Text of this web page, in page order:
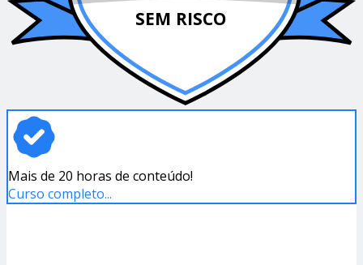
SEM RISCO
Mais de 20 horas de conteúdo!
Curso completo...